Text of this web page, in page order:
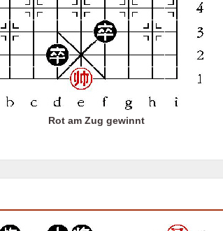
Rot am Zug gewinnt